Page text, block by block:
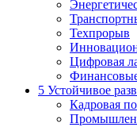
Техпрорыв
Цифровая
5 Устойчивое
Кадровая